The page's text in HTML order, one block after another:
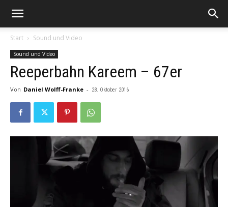
Start Sound und Video
Sound und Video
Reeperbahn Kareem – 67er
Von Daniel Wolff-Franke - 28. Oktober 2016